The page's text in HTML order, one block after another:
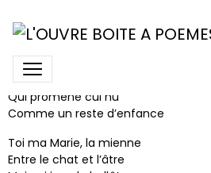
Sainte Trinité
Toi Joseph aux bras gourds
Elle petit Jésus
Qui promène cul nu
Comme un reste d’enfance
Toi ma Marie, la mienne
Entre le chat et l’âtre